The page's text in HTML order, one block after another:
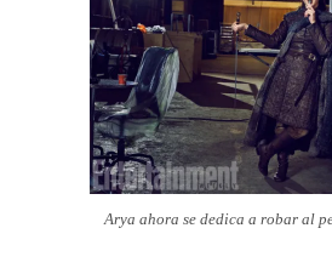
Arya ahora se dedica a robar al